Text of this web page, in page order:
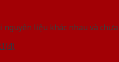
liệu khác nhau và